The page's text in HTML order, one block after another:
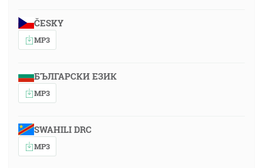
ČESKY
MP3
БЪЛГАРСКИ ЕЗИК
MP3
SWAHILI DRC
MP3